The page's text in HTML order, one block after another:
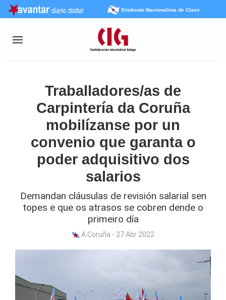
Sindicato Nacionalista de Clase
Traballadores/as de
Carpintería da Coruña
mobilízanse por un
convenio que garanta o
poder adquisitivo dos
salarios
Demandan cláusulas de revisión salarial sen
topes e que os atrasos se cobren dende o
primeiro día
A Coruña - 27 Abr 2022